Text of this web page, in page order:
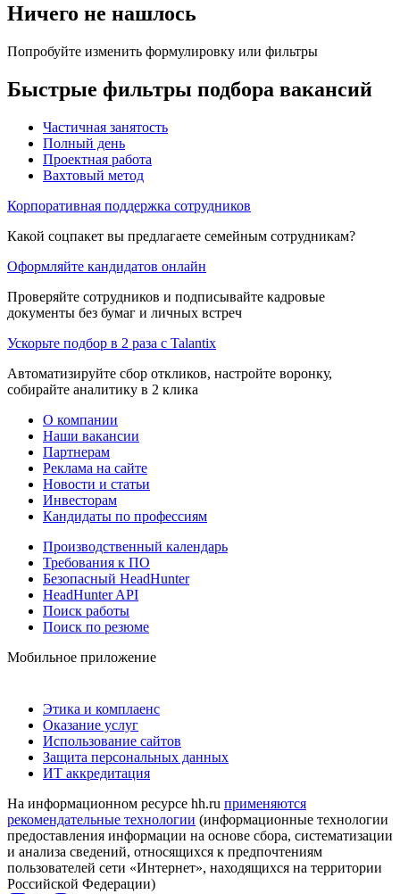
Ничего не нашлось
Попробуйте изменить формулировку или фильтры
Быстрые фильтры подбора вакансий
Частичная занятость
Полный день
Проектная работа
Вахтовый метод
Корпоративная поддержка сотрудников
Какой соцпакет вы предлагаете семейным сотрудникам?
Оформляйте кандидатов онлайн
Проверяйте сотрудников и подписывайте кадровые
документы без бумаг и личных встреч
Ускорьте подбор в 2 раза с Talantix
Автоматизируйте сбор откликов, настройте воронку,
собирайте аналитику в 2 клика
О компании
Наши вакансии
Партнерам
Реклама на сайте
Новости и статьи
Инвесторам
Кандидаты по профессиям
Производственный календарь
Требования к ПО
Безопасный HeadHunter
HeadHunter API
Поиск работы
Поиск по резюме
Мобильное приложение
Этика и комплаенс
Оказание услуг
Использование сайтов
Защита персональных данных
ИТ аккредитация
На информационном ресурсе hh.ru применяются
рекомендательные технологии (информационные технологии
предоставления информации на основе сбора, систематизации
и анализа сведений, относящихся к предпочтениям
пользователей сети «Интернет», находящихся на территории
Российской Федерации)